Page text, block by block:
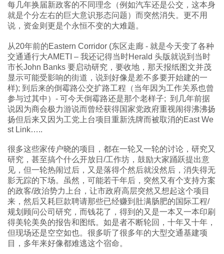
每几年换届新政客的不同理念（例如汽车还是公交，这本身
就是个分左右的巨大意识形态问题）而突然消失。更不用
说，资金则更是个永恒不变的大难题。
从20年前的Eastern Corridor (东区走廊 - 就是今天变了各种
交通通行大AMETI – 我还记得当时Herald 头版就说到当时
市长John Banks 要启动研究，要收地，那天报纸图文并茂
显示可能受影响的街道，说到好像是差不多要开始建的一
样); 到后来的倒霉路公交扩路工程（当年因为工作关系也曾
参与过其中）- 可今天倒霉路还是那个老样子; 到几年前据
说因为商会极力游说而曾经获得国家党政府重视闹得沸沸扬
扬但后来又因为工党上台项目重新洗牌而被取消的East We
st Link…..
很多这些家传户晓的项目，都在一轮又一轮的讨论，研究又
研究，甚至搞个什么开放日/工作坊，鼓励大家踊跃提出意
见，但一轮热闹过后，又是落得个然后就没然后，消失得无
影无踪的下场。虽然，可能若干年后，突然又有个支持方案
的政客/政治势力上台，让市政府高层突然又想起这个项目
来，然后又耗巨款聘请那些已经赚到肚满肠肥的国际工程/
规划顾问公司研究，而钱花了，得到的又是一本又一本印刷
得美轮美奂的报告和图纸。如是者不断轮回，十年又十年，
但现场还是空空如也。很多听了很多年的大型交通基建项
目，多年来好像都难逃这个宿命。